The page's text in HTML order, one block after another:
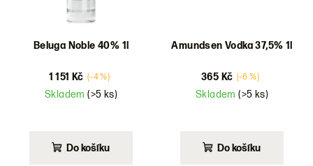
Beluga Noble 40% 1l
1 151 Kč (–4 %)
Skladem(>5 ks)
Do košíku
Amundsen Vodka 37,5% 1l
365 Kč (–6 %)
Skladem(>5 ks)
Do košíku